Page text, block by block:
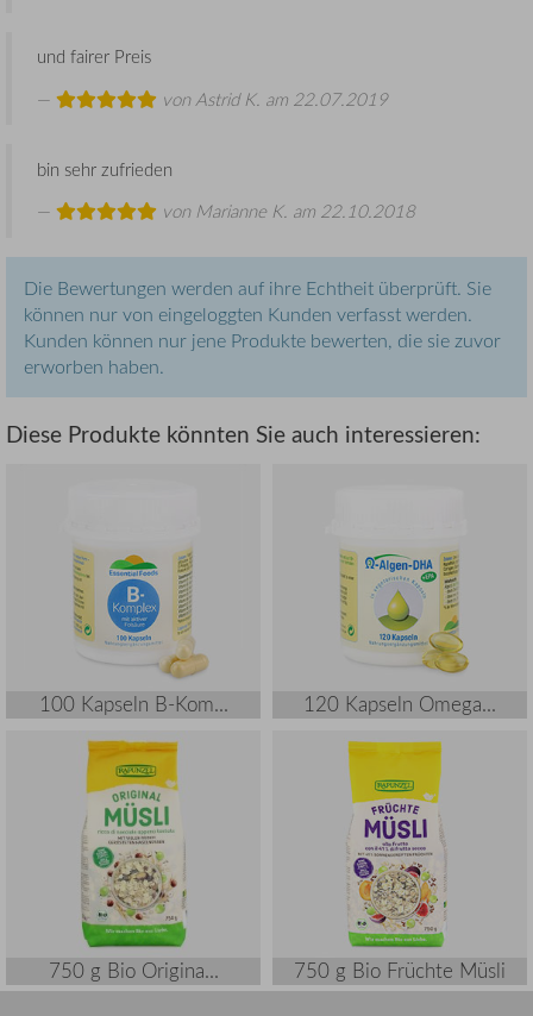
und fairer Preis
von Astrid K. am 22.07.2019
bin sehr zufrieden
von Marianne K. am 22.10.2018
Die Bewertungen werden auf ihre Echtheit überprüft. Sie
können nur von eingeloggten Kunden verfasst werden.
Kunden können nur jene Produkte bewerten, die sie zuvor
erworben haben.
Diese Produkte könnten Sie auch interessieren:
100 Kapseln B-Kom... 120 Kapseln Omega...
750 g Bio Origina... 750 g Bio Früchte Müsli